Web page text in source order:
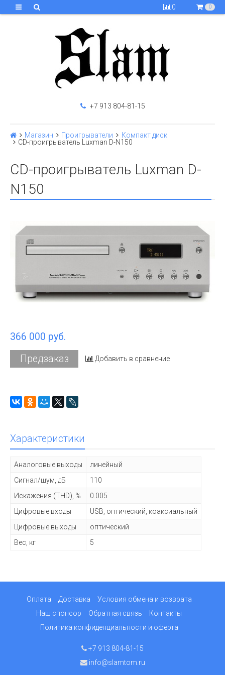
0 0
+7 913 804-81-15
Магазин Проигрыватели
Компакт диск
CD-проигрыватель Luxman D-N150
CD-проигрыватель Luxman D-
N150
366 000 руб.
Предзаказ
Добавить в сравнение
Характеристики
Аналоговые выходы
линейный
Сигнал/шум, дБ
110
Искажения (THD), %
0.005
Цифровые входы
USB, оптический, коаксиальный
Цифровые выходы
оптический
Вес, кг
5
Оплата Доставка
Условия обмена и возврата
Наш спонсор
Обратная связь
Контакты
Политика конфиденциальности и оферта
+7 913 804-81-15
info@slamtom.ru